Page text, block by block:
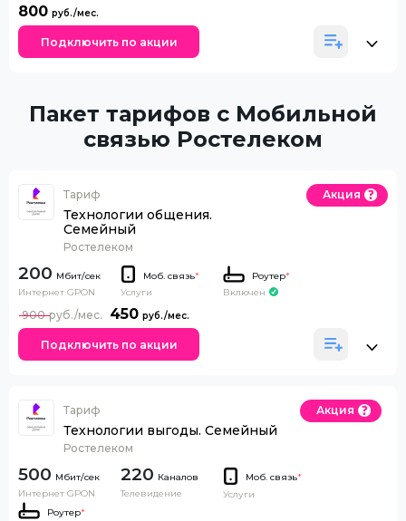
800
Подключить по акции
Пакет тарифов с Мобильной
связью Ростелеком
Тариф
Технологии общения.
Семейный
Ростелеком
Акция
200
Интернет GPON
Моб. связь*
Услуги
Роутер*
Включен
450
900
Подключить по акции
Тариф
Технологии выгоды. Семейный
Ростелеком
Акция
500
Интернет GPON
220 Каналов
Телевидение
Моб. связь*
Услуги
Роутер*